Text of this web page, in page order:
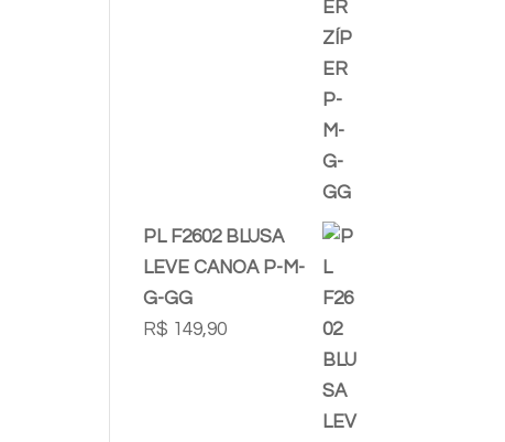
PL F2602 BLUSA
LEVE CANOA P-M-
G-GG
R$ 149,90